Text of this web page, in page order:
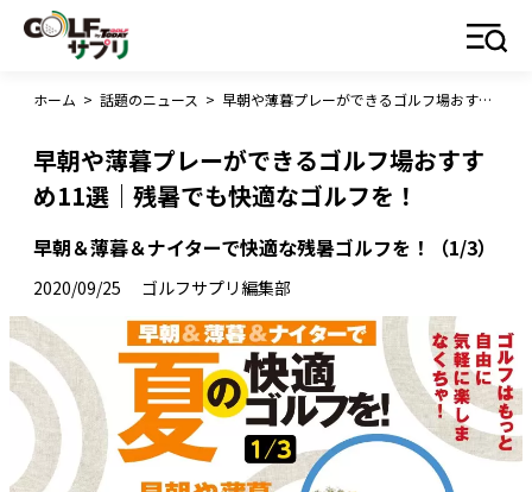
ホーム > 話題のニュース > 早朝や薄暮プレーができるゴルフ場おすすめ11選｜残暑でも快適なゴルフを！
早朝や薄暮プレーができるゴルフ場おすす
め11選｜残暑でも快適なゴルフを！
早朝＆薄暮＆ナイターで快適な残暑ゴルフを！（1/3）
2020/09/25 ゴルフサプリ編集部